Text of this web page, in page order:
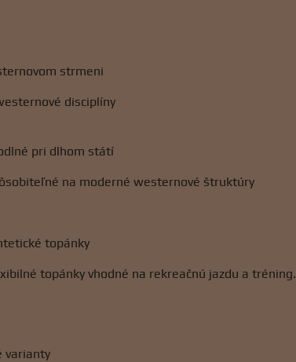
strmeni
disciplíny
pri dlhom státí
na moderné westernové štruktúry
topánky
topánky vhodné na rekreačnú jazdu a tréning.
varianty